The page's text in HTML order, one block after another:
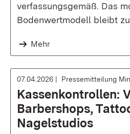
verfassungsgemäß. Das
Bodenwertmodell bleibt
Mehr
07.04.2026 Pressemitteilung
Kassenkontrollen:
Barbershops,
Nagelstudios